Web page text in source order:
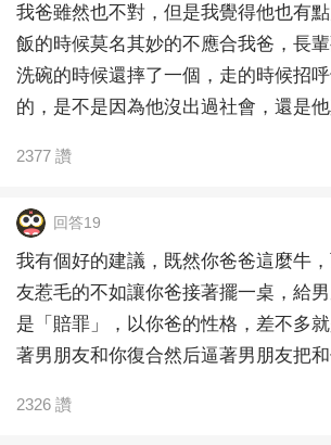
我爸雖然也不對，但是我覺得他也有
飯的時候莫名其妙的不應合我爸，長輩
洗碗的時候還摔了一個，走的時候招
的，是不是因為他沒出過社會，還是
2377 讚
回答19
我有個好的建議，既然你爸爸這麼牛
友惹毛的不如讓你爸接著擺一桌，給
是「賠罪」，以你爸的性格，差不多
著男朋友和你復合然后逼著男朋友把
2326 讚